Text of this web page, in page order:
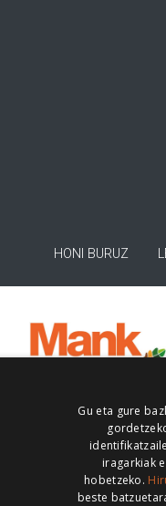
HONI BURUZ
Gu eta gure
iragarkiak
hobetzeko.
beste